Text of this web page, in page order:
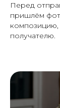
Перед
пришлём
композицию,
получателю.